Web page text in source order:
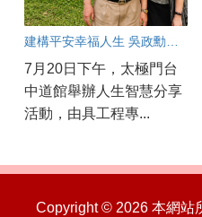
建構平安幸福人生 吳政勳分享以良心與正能量守護工安
7月20日下午，太極門台
中道館舉辦人生智慧分享
活動，由具工程專...
Copyright © 2026 本網站